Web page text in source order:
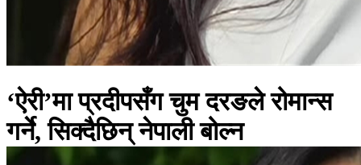
‘ऐरी’मा प्रदीपसँग चुम दरङले रोमान्स
गर्ने, सिक्दैछिन् नेपाली बोल्न